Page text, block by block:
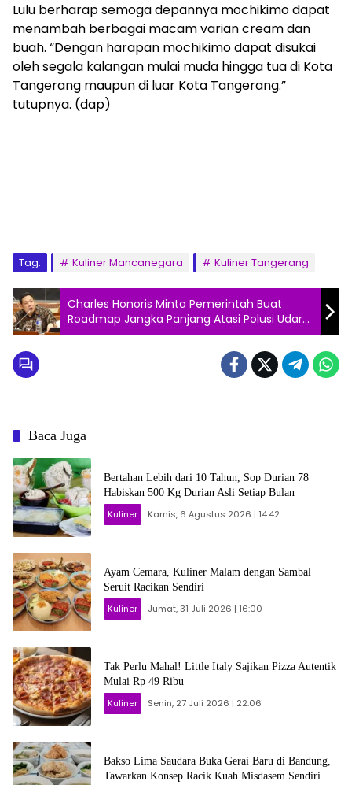
Lulu berharap semoga depannya mochikimo dapat
menambah berbagai macam varian cream dan
buah. “Dengan harapan mochikimo dapat disukai
oleh segala kalangan mulai muda hingga tua di Kota
Tangerang maupun di luar Kota Tangerang.”
tutupnya. (dap)
Tag: Kuliner Mancanegara Kuliner Tangerang
Charles Honoris Minta Pemerintah Buat
Roadmap Jangka Panjang Atasi Polusi Udara
di Jakarta
Baca Juga
Bertahan Lebih dari 10 Tahun, Sop Durian 78
Habiskan 500 Kg Durian Asli Setiap Bulan
Kuliner Kamis, 6 Agustus 2026 | 14:42
Ayam Cemara, Kuliner Malam dengan Sambal
Seruit Racikan Sendiri
Kuliner Jumat, 31 Juli 2026 | 16:00
Tak Perlu Mahal! Little Italy Sajikan Pizza Autentik
Mulai Rp 49 Ribu
Kuliner Senin, 27 Juli 2026 | 22:06
Bakso Lima Saudara Buka Gerai Baru di Bandung,
Tawarkan Konsep Racik Kuah Misdasem Sendiri